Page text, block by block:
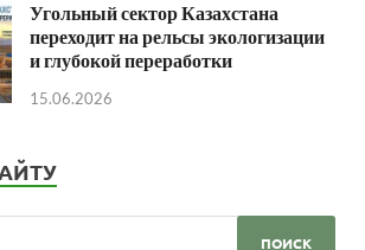
Угольный сектор Казахстана
переходит на рельсы экологизации
и глубокой переработки
15.06.2026